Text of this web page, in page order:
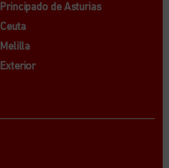
Principado de Asturias
Ceuta
Melilla
Exterior